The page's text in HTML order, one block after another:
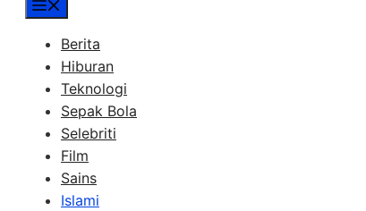
Berita
Hiburan
Teknologi
Sepak Bola
Selebriti
Film
Sains
Islami